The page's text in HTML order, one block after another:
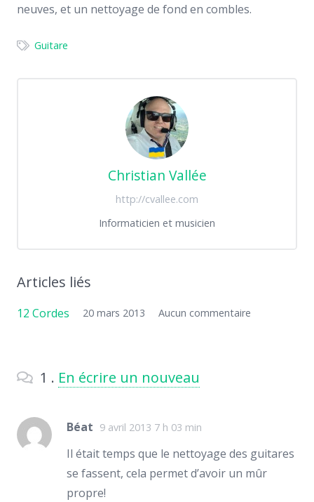
neuves, et un nettoyage de fond en combles.
Guitare
Christian Vallée
http://cvallee.com
Informaticien et musicien
Articles liés
12 Cordes 20 mars 2013 Aucun commentaire
1 Commentaire
. En écrire un nouveau
Béat 9 avril 2013 7 h 03 min
Il était temps que le nettoyage des guitares
se fassent, cela permet d’avoir un mûr
propre!